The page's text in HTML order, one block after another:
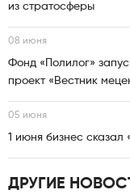
из стратосферы
08 июня
Фонд «Полилог»
проект «Вестник
05 июня
1 июня бизнес сказал
ДРУГИЕ